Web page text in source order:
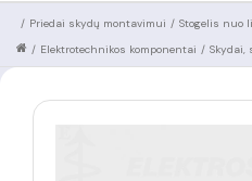
Stogelis nuo
/
Priedai skydų montavimui
/
Skydai,
/
Elektrotechnikos komponentai
/